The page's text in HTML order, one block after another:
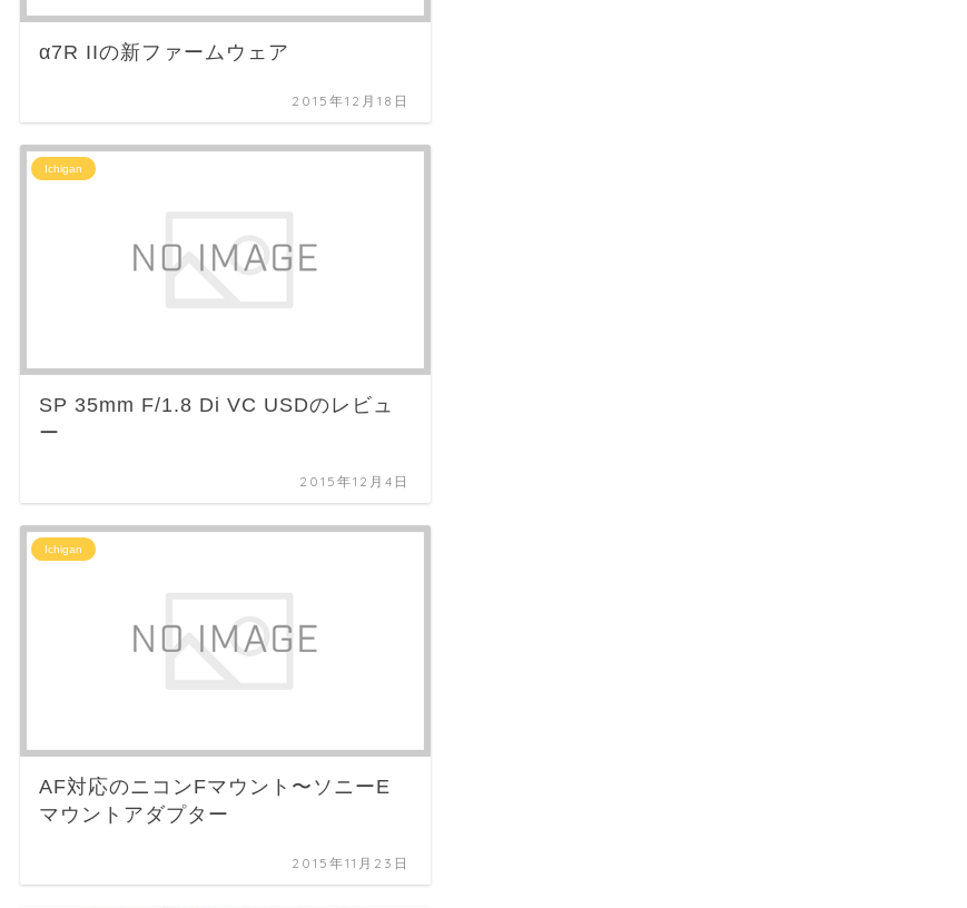
α7R IIの新ファームウェア
2015年12月18日
Ichigan
SP 35mm F/1.8 Di VC USDのレビュ
ー
2015年12月4日
Ichigan
AF対応のニコンFマウント〜ソニーE
マウントアダプター
2015年11月23日